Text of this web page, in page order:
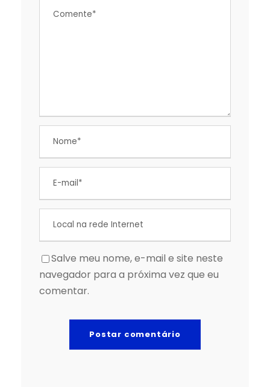
Salve meu nome, e-mail e site neste
navegador para a próxima vez que eu
comentar.